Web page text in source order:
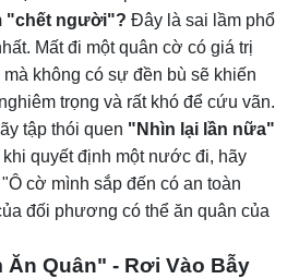
"chết người"? Đây là sai lầm phổ
Mất đi một quân cờ có giá trị
không có sự đền bù sẽ khiến
trọng và rất khó để cứu vãn.
tập thói quen "Nhìn lại lần nữa"
quyết định một nước đi, hãy
cờ mình sắp đến có an toàn
đối phương có thể ăn quân của
Ăn Quân" - Rơi Vào Bẫy